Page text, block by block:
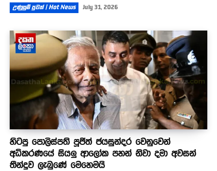
උණුසුම් පුවත් | Hot News July 31, 2026
හිටපු පොලිස්පති පූජිත් ජයසුන්දර වෙනුවෙන්
අධිකරණයේ සියලු ආලෝක පහන් නිවා දමා අවසන්
තීන්දුව ලැබුණේ මෙහෙමයි